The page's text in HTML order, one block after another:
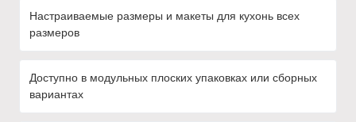
Настраиваемые размеры и макеты для кухонь всех
размеров
Доступно в модульных плоских упаковках или сборных
вариантах